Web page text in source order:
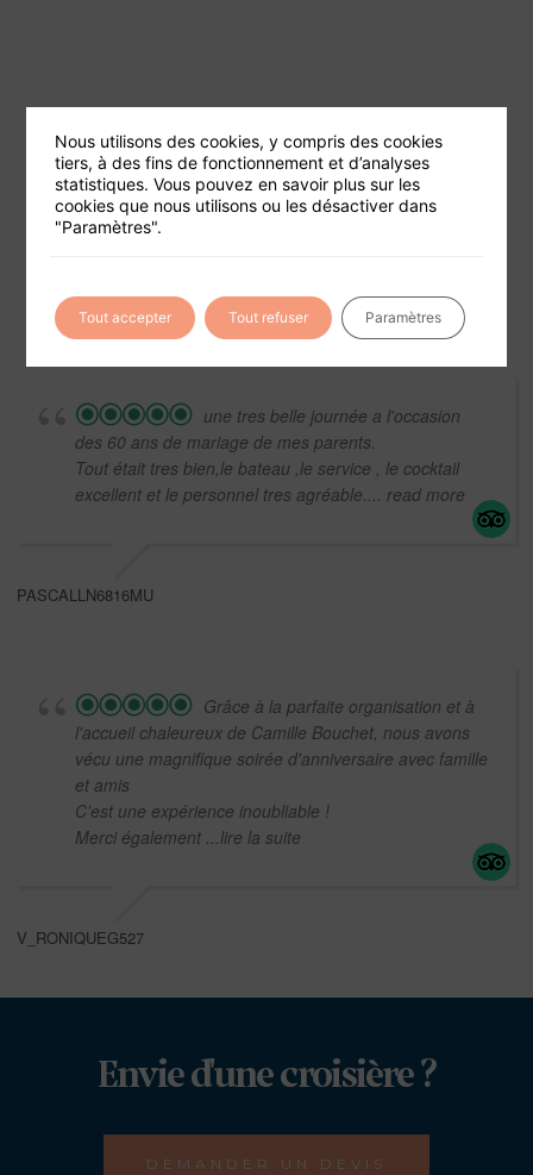
Foire aux questions
Conditions générales de vente
une tres belle journée a l'occasion
des 60 ans de mariage de mes parents.
Tout était tres bien,le bateau ,le service , le cocktail
excellent et le personnel tres agréable.... read more
PASCALLN6816MU
Grâce à la parfaite organisation et à
l'accueil chaleureux de Camille Bouchet, nous avons
vécu une magnifique soirée d'anniversaire avec famille
et amis
C'est une expérience inoubliable !
Merci également ...lire la suite
V_RONIQUEG527
Envie d'une croisière ?
DEMANDER UN DEVIS
Nous utilisons des cookies, y compris des cookies
tiers, à des fins de fonctionnement et d’analyses
statistiques. Vous pouvez en savoir plus sur les
cookies que nous utilisons ou les désactiver dans
"Paramètres".
Tout accepter Tout refuser Paramètres